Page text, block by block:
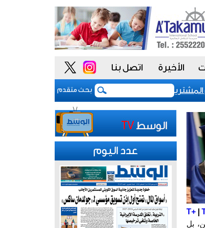
الأخيرة اتصل بنا
بحث متقدم
يمنح الحكومة السعودية أدوات أكثر مرونة
T+|
بل
عدد اليوم